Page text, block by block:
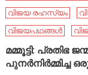
വിജയ രഹസ്യം
വിജയപഥങ്ങൾ
മമ്മൂട്ടി: പ്രതിഭ
പുനർനിർമ്മിച്ച